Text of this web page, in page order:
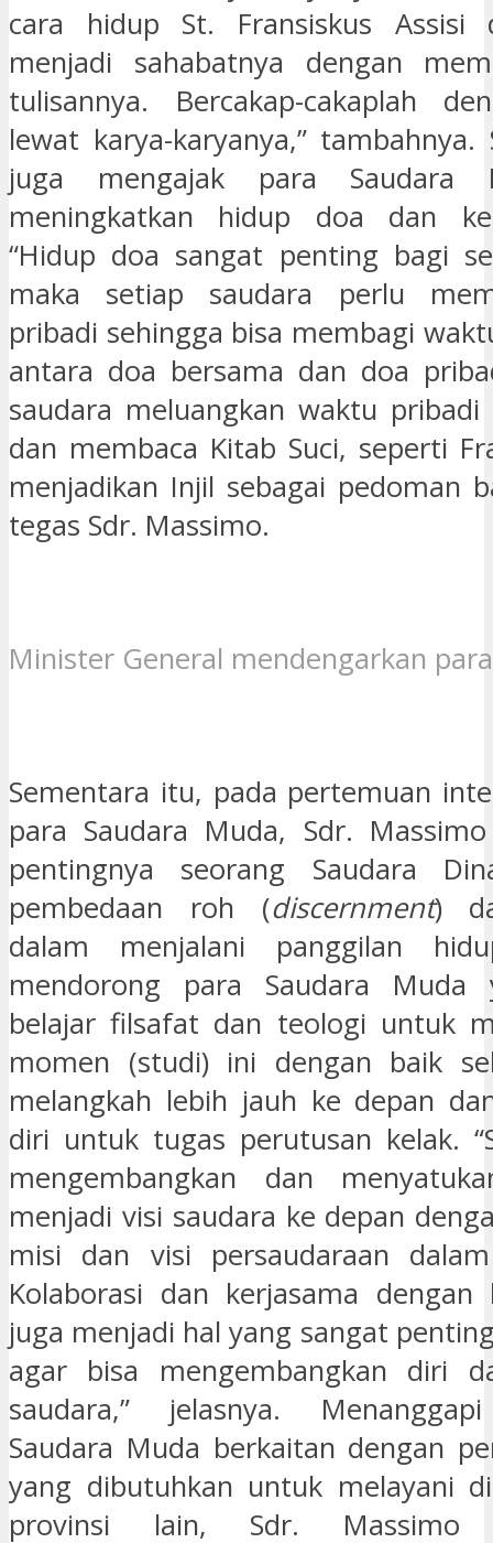
cara hidup St. Fransiskus Assisi
menjadi sahabatnya dengan
tulisannya. Bercakap-cakaplah
lewat karya-karyanya,” tambahnya.
juga mengajak para Saudara
meningkatkan hidup doa dan
“Hidup doa sangat penting bagi
maka setiap saudara perlu
pribadi sehingga bisa membagi
antara doa bersama dan doa
saudara meluangkan waktu
dan membaca Kitab Suci, seperti
menjadikan Injil sebagai pedoman
tegas Sdr. Massimo.
Minister General mendengarkan
Sementara itu, pada pertemuan
para Saudara Muda, Sdr.
pentingnya seorang Saudara
pembedaan roh (discernment)
dalam menjalani panggilan
mendorong para Saudara Muda
belajar filsafat dan teologi untuk
momen (studi) ini dengan baik
melangkah lebih jauh ke depan
diri untuk tugas perutusan kelak.
mengembangkan dan
menjadi visi saudara ke depan
misi dan visi persaudaraan
Kolaborasi dan kerjasama dengan
juga menjadi hal yang sangat
agar bisa mengembangkan diri
saudara,” jelasnya.
Saudara Muda berkaitan dengan
yang dibutuhkan untuk melayani
provinsi lain, Sdr. Massimo